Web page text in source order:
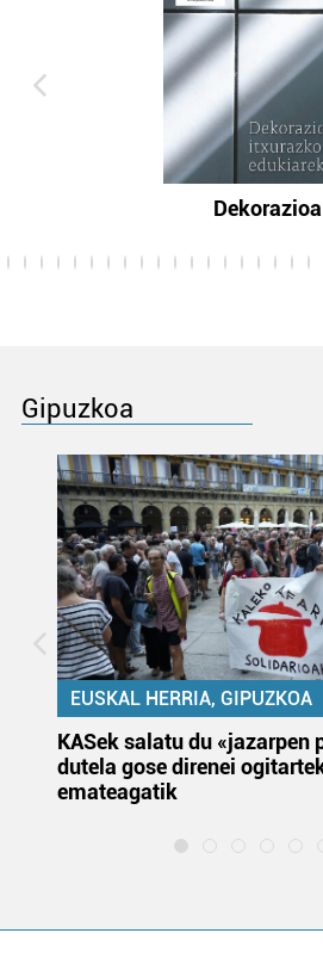
Dekorazioa
Gipuzkoa
EUSKAL HERRIA, GIPUZKOA
KASek salatu du «jazarpen
dutela gose direnei
emateagatik